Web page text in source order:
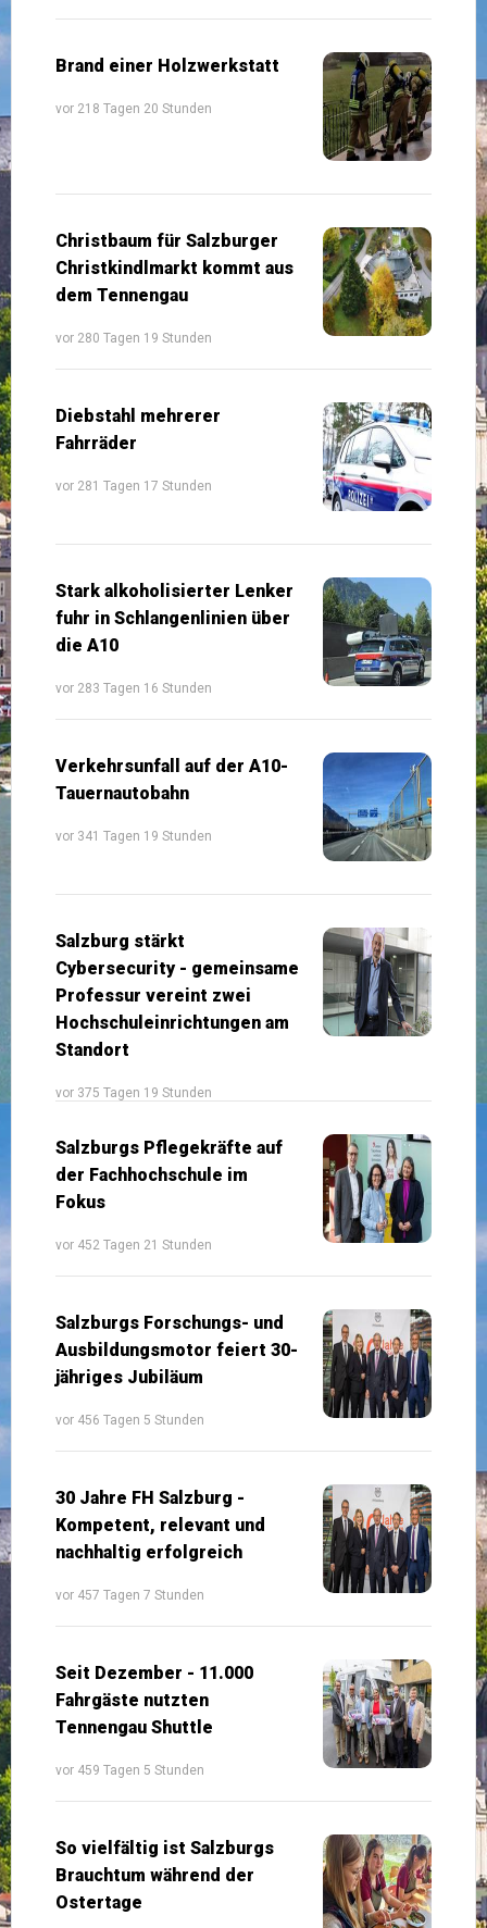
Brand einer Holzwerkstatt
vor 218 Tagen 20 Stunden
Christbaum für Salzburger
Christkindlmarkt kommt aus
dem Tennengau
vor 280 Tagen 19 Stunden
Diebstahl mehrerer
Fahrräder
vor 281 Tagen 17 Stunden
Stark alkoholisierter Lenker
fuhr in Schlangenlinien über
die A10
vor 283 Tagen 16 Stunden
Verkehrsunfall auf der A10-
Tauernautobahn
vor 341 Tagen 19 Stunden
Salzburg stärkt
Cybersecurity - gemeinsame
Professur vereint zwei
Hochschuleinrichtungen am
Standort
vor 375 Tagen 19 Stunden
Salzburgs Pflegekräfte auf
der Fachhochschule im
Fokus
vor 452 Tagen 21 Stunden
Salzburgs Forschungs- und
Ausbildungsmotor feiert 30-
jähriges Jubiläum
vor 456 Tagen 5 Stunden
30 Jahre FH Salzburg -
Kompetent, relevant und
nachhaltig erfolgreich
vor 457 Tagen 7 Stunden
Seit Dezember - 11.000
Fahrgäste nutzten
Tennengau Shuttle
vor 459 Tagen 5 Stunden
So vielfältig ist Salzburgs
Brauchtum während der
Ostertage